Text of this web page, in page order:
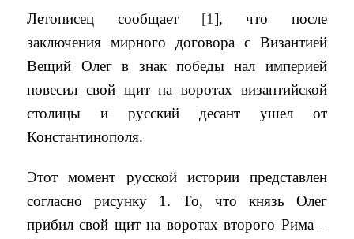
Летописец сообщает [1], что после
заключения мирного договора с Византией
Вещий Олег в знак победы нал империей
повесил свой щит на воротах византийской
столицы и русский десант ушел от
Константинополя.
Этот момент русской истории представлен
согласно рисунку 1. То, что князь Олег
прибил свой щит на воротах второго Рима –